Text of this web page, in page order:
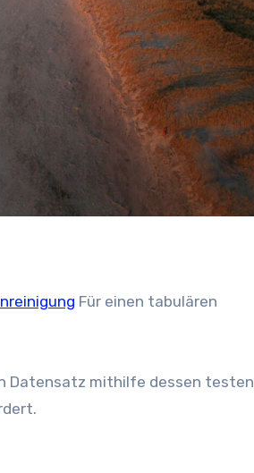
Für einen tabulären
Datensatz mithilfe dessen testen